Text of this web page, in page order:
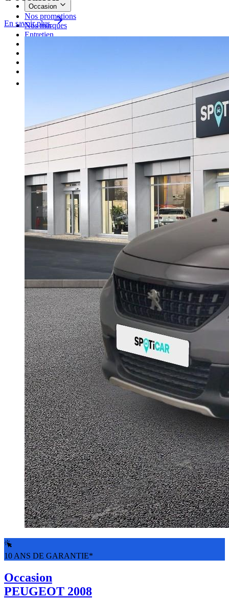
Occasion
Nos promotions
Nos marques
Entretien
En savoir plus
10 ANS DE GARANTIE*
Occasion
PEUGEOT 2008